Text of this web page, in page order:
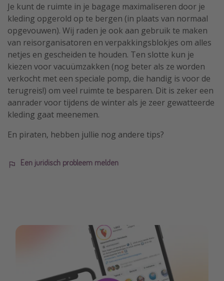
Je kunt de ruimte in je bagage maximaliseren door je
kleding opgerold op te bergen (in plaats van normaal
opgevouwen). Wij raden je ook aan gebruik te maken
van reisorganisatoren en verpakkingsblokjes om alles
netjes en gescheiden te houden. Ten slotte kun je
kiezen voor vacuümzakken (nog beter als ze worden
verkocht met een speciale pomp, die handig is voor de
terugreis!) om veel ruimte te besparen. Dit is zeker een
aanrader voor tijdens de winter als je zeer gewatteerde
kleding gaat meenemen.
En piraten, hebben jullie nog andere tips?
Een juridisch probleem melden